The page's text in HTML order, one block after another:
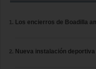
Los encierros de Boadilla
Nueva instalación